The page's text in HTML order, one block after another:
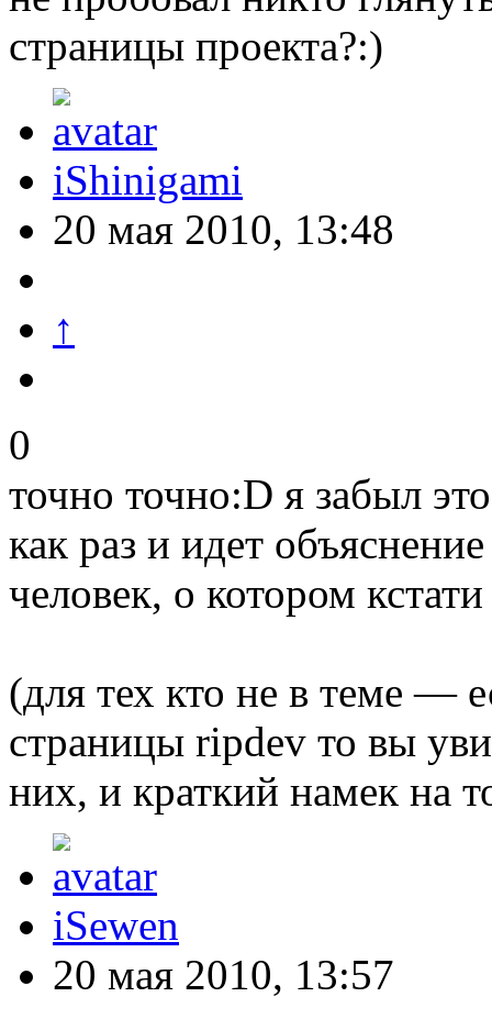
страницы проекта?:)
iShinigami
20 мая 2010, 13:48
↑
0
точно точно:D я забыл
как раз и идет
человек, о котором
(для тех кто не в теме —
страницы ripdev то вы
них, и краткий намек на
iSewen
20 мая 2010, 13:57